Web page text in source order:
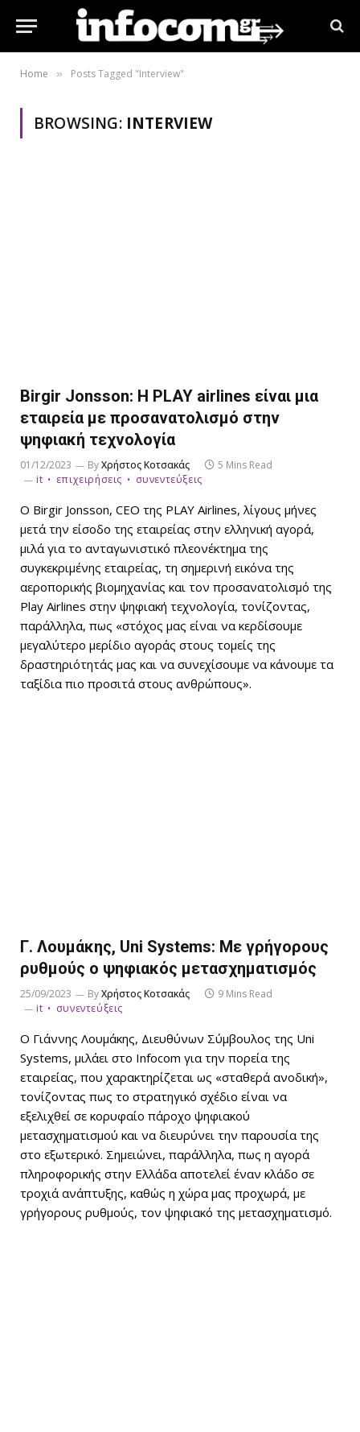
Home » Posts Tagged "Interview"
BROWSING: INTERVIEW
Birgir Jonsson: Η PLAY airlines είναι μια
εταιρεία με προσανατολισμό στην
ψηφιακή τεχνολογία
01/12/2023 ByΧρήστος Κοτσακάς
5 Mins Read
it
επιχειρήσεις συνεντεύξεις
Ο Birgir Jonsson, CEO της PLAY Airlines, λίγους μήνες
μετά την είσοδο της εταιρείας στην ελληνική αγορά,
μιλά για το ανταγωνιστικό πλεονέκτημα της
συγκεκριμένης εταιρείας, τη σημερινή εικόνα της
αεροπορικής βιομηχανίας και τον προσανατολισμό της
Play Airlines στην ψηφιακή τεχνολογία, τονίζοντας,
παράλληλα, πως «στόχος μας είναι να κερδίσουμε
μεγαλύτερο μερίδιο αγοράς στους τομείς της
δραστηριότητάς μας και να συνεχίσουμε να κάνουμε τα
ταξίδια πιο προσιτά στους ανθρώπους».
Γ. Λουμάκης, Uni Systems: Με γρήγορους
ρυθμούς ο ψηφιακός μετασχηματισμός
25/09/2023 ByΧρήστος Κοτσακάς
9 Mins Read
it
συνεντεύξεις
Ο Γιάννης Λουμάκης, Διευθύνων Σύμβουλος της Uni
Systems, μιλάει στο Infocom για την πορεία της
εταιρείας, που χαρακτηρίζεται ως «σταθερά ανοδική»,
τονίζοντας πως το στρατηγικό σχέδιο είναι να
εξελιχθεί σε κορυφαίο πάροχο ψηφιακού
μετασχηματισμού και να διευρύνει την παρουσία της
στο εξωτερικό. Σημειώνει, παράλληλα, πως η αγορά
πληροφορικής στην Ελλάδα αποτελεί έναν κλάδο σε
τροχιά ανάπτυξης, καθώς η χώρα μας προχωρά, με
γρήγορους ρυθμούς, τον ψηφιακό της μετασχηματισμό.